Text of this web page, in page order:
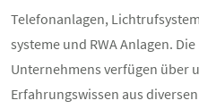
Telefonanlagen,
systeme und RWA Anlagen.
Unternehmens verfügen über
Erfahrungswissen aus